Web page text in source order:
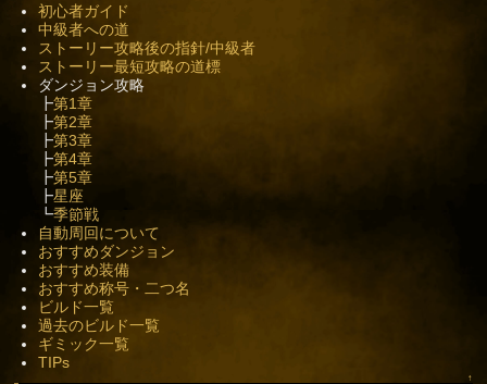
初心者ガイド
中級者への道
ストーリー攻略後の指針/中級者
ストーリー最短攻略の道標
ダンジョン攻略
┣第1章
┣第2章
┣第3章
┣第4章
┣第5章
┣星座
┗季節戦
自動周回について
おすすめダンジョン
おすすめ装備
おすすめ称号・二つ名
ビルド一覧
過去のビルド一覧
ギミック一覧
TIPs
↑